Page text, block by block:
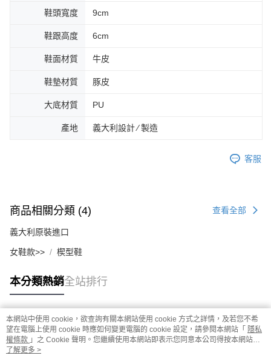
鞋頭寬度 9cm
鞋跟高度 6cm
鞋面材質 牛皮
鞋墊材質 豚皮
大底材質 PU
產地 義大利設計 ∕ 製造
客服
商品相關分類 (4) 查看全部
義大利原裝進口
女鞋款>> 楔型鞋
本分類熱銷全站排行
熱門標籤
本網站中使用 cookie，欲查詢有關本網站使用 cookie 方式之詳情，及若您不希
望在電腦上使用 cookie 時應如何變更電腦的 cookie 設定，請參閱本網站「 隱私
權條款 」之 Cookie 聲明。您繼續使用本網站即表示您同意本公司得按本網站使
用條款之 Cookie 聲明使用 cookie。
了解更多 >